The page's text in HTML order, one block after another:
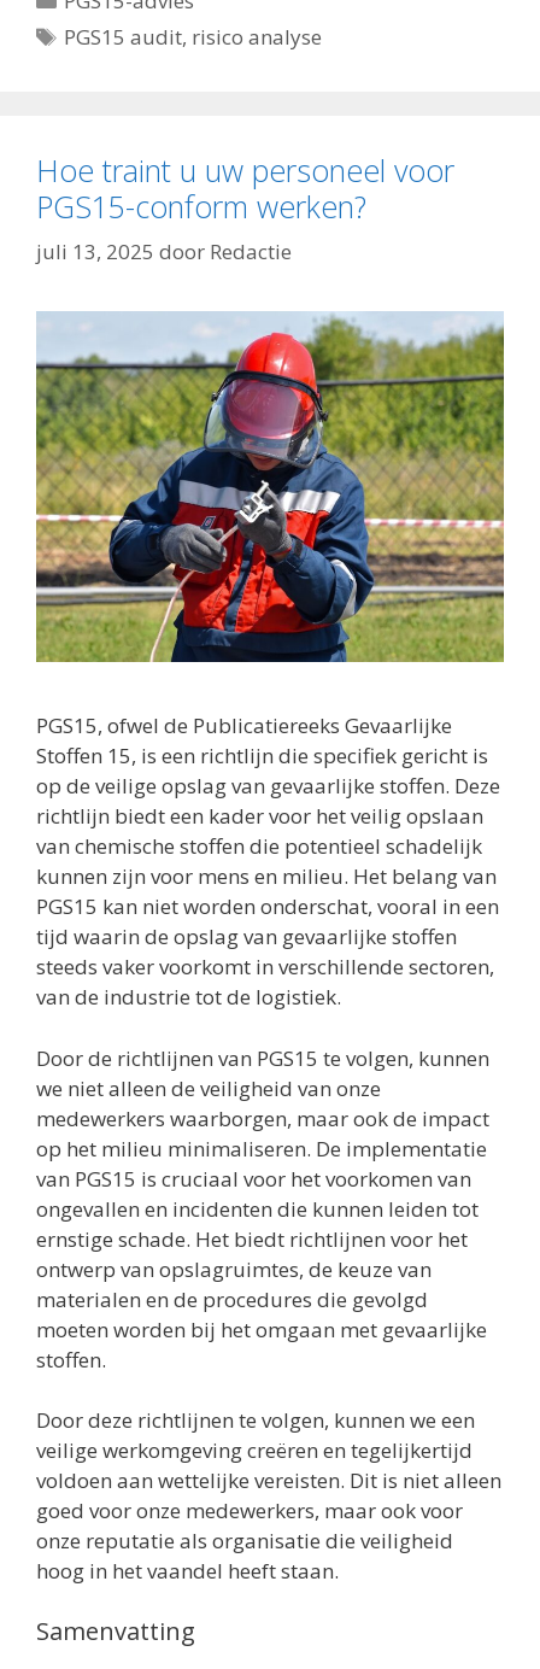
Tags
PGS15 audit, risico analyse
Hoe traint u uw personeel voor
PGS15-conform werken?
juli 13, 2025 door Redactie
PGS15, ofwel de Publicatiereeks Gevaarlijke
Stoffen 15, is een richtlijn die specifiek gericht is
op de veilige opslag van gevaarlijke stoffen. Deze
richtlijn biedt een kader voor het veilig opslaan
van chemische stoffen die potentieel schadelijk
kunnen zijn voor mens en milieu. Het belang van
PGS15 kan niet worden onderschat, vooral in een
tijd waarin de opslag van gevaarlijke stoffen
steeds vaker voorkomt in verschillende sectoren,
van de industrie tot de logistiek.
Door de richtlijnen van PGS15 te volgen, kunnen
we niet alleen de veiligheid van onze
medewerkers waarborgen, maar ook de impact
op het milieu minimaliseren. De implementatie
van PGS15 is cruciaal voor het voorkomen van
ongevallen en incidenten die kunnen leiden tot
ernstige schade. Het biedt richtlijnen voor het
ontwerp van opslagruimtes, de keuze van
materialen en de procedures die gevolgd
moeten worden bij het omgaan met gevaarlijke
stoffen.
Door deze richtlijnen te volgen, kunnen we een
veilige werkomgeving creëren en tegelijkertijd
voldoen aan wettelijke vereisten. Dit is niet alleen
goed voor onze medewerkers, maar ook voor
onze reputatie als organisatie die veiligheid
hoog in het vaandel heeft staan.
Samenvatting